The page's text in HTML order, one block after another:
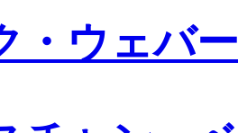
・ウェバー